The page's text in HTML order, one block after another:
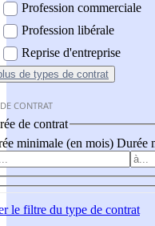
Profession commerciale
Profession libérale
Reprise d'entreprise
de types de contrat
CONTRAT
de contrat
minimale (en mois) Durée
le filtre du type de contrat